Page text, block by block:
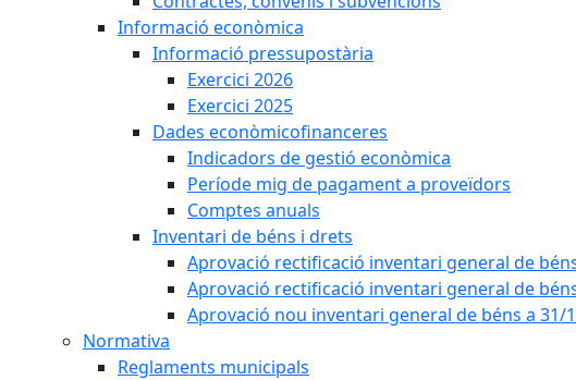
Informació econòmica
Informació pressupostària
Exercici 2026
Exercici 2025
Dades econòmicofinanceres
Indicadors de gestió econòmica
Període mig de pagament a proveïdors
Comptes anuals
Inventari de béns i drets
Aprovació rectificació inventari general de
Aprovació rectificació inventari general de
Aprovació nou inventari general de béns a 31/
Normativa
Reglaments municipals